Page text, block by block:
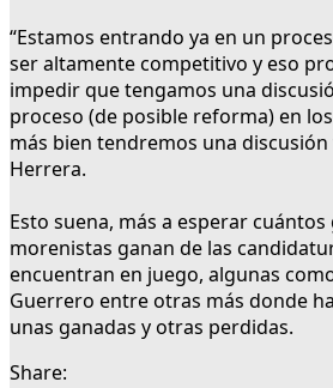
“Estamos entrando ya en un
ser altamente competitivo y eso
impedir que tengamos una
proceso (de posible reforma) en
más bien tendremos una discusión
Herrera.
Esto suena, más a esperar
morenistas ganan de las
encuentran en juego, algunas
Guerrero entre otras más donde
unas ganadas y otras perdidas.
Share: